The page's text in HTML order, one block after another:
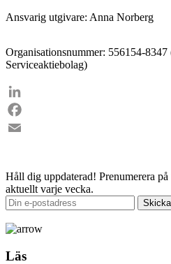
Ansvarig utgivare: Anna Norberg
Organisationsnummer: 556154-8347
Serviceaktiebolag)
LinkedIn
Facebook
Håll dig uppdaterad! Prenumerera
aktuellt varje vecka.
Läs